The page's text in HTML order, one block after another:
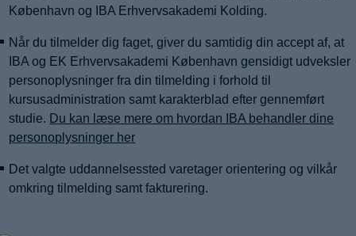
København og IBA Erhvervsakademi Kolding.
Når du tilmelder dig faget, giver du samtidig din accept af, at
IBA og EK Erhvervsakademi København gensidigt udveksler
personoplysninger fra din tilmelding i forhold til
kursusadministration samt karakterblad efter gennemført
studie. Du kan læse mere om hvordan IBA behandler dine
personoplysninger her
Det valgte uddannelsessted varetager orientering og vilkår
omkring tilmelding samt fakturering.